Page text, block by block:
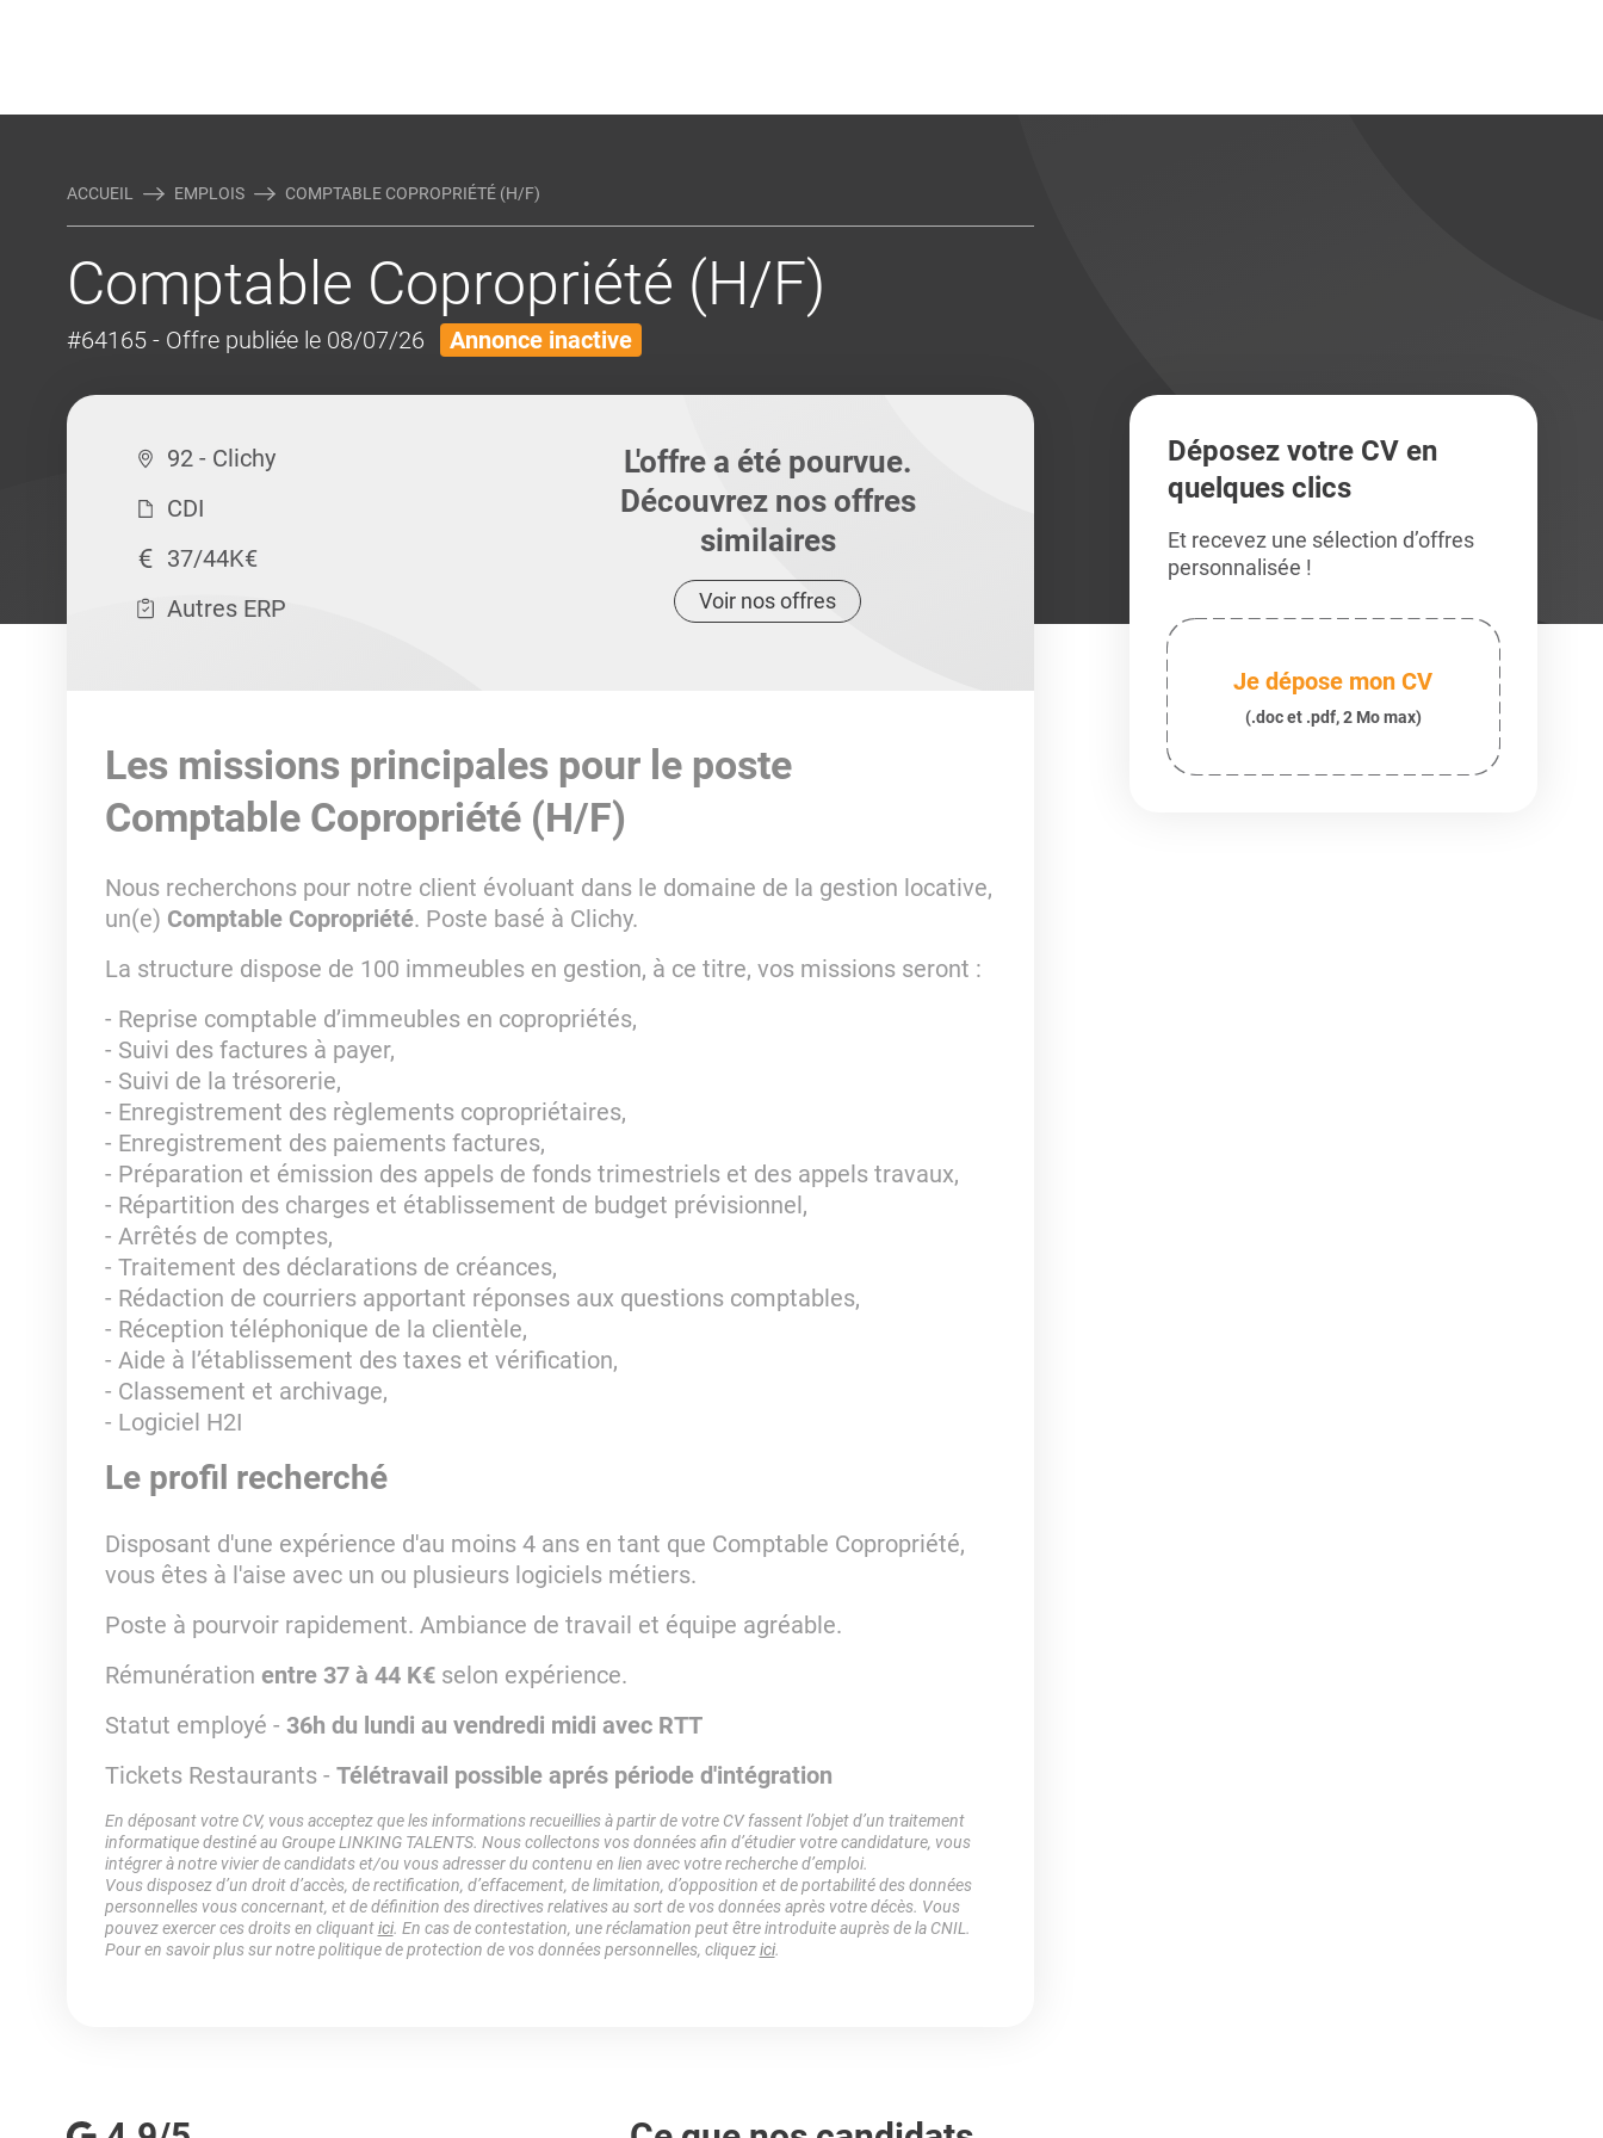
ACCUEIL EMPLOIS COMPTABLE COPROPRIÉTÉ (H/F)
Comptable Copropriété (H/F)
#64165 - Offre publiée le 08/07/26 Annonce inactive
92 - Clichy
CDI
37/44K€
Autres ERP
L'offre a été pourvue.
Découvrez nos offres
similaires
Voir nos offres
Les missions principales pour le poste
Comptable Copropriété (H/F)
Nous recherchons pour notre client évoluant dans le domaine de la gestion locative,
un(e) Comptable Copropriété. Poste basé à Clichy.
La structure dispose de 100 immeubles en gestion, à ce titre, vos missions seront :
- Reprise comptable d’immeubles en copropriétés,
- Suivi des factures à payer,
- Suivi de la trésorerie,
- Enregistrement des règlements copropriétaires,
- Enregistrement des paiements factures,
- Préparation et émission des appels de fonds trimestriels et des appels travaux,
- Répartition des charges et établissement de budget prévisionnel,
- Arrêtés de comptes,
- Traitement des déclarations de créances,
- Rédaction de courriers apportant réponses aux questions comptables,
- Réception téléphonique de la clientèle,
- Aide à l’établissement des taxes et vérification,
- Classement et archivage,
- Logiciel H2I
Le profil recherché
Disposant d'une expérience d'au moins 4 ans en tant que Comptable Copropriété,
vous êtes à l'aise avec un ou plusieurs logiciels métiers.
Poste à pourvoir rapidement. Ambiance de travail et équipe agréable.
Rémunération entre 37 à 44 K€ selon expérience.
Statut employé - 36h du lundi au vendredi midi avec RTT
Tickets Restaurants - Télétravail possible aprés période d'intégration
En déposant votre CV, vous acceptez que les informations recueillies à partir de votre CV fassent l’objet d’un traitement
informatique destiné au Groupe LINKING TALENTS. Nous collectons vos données afin d’étudier votre candidature, vous
intégrer à notre vivier de candidats et/ou vous adresser du contenu en lien avec votre recherche d’emploi.
Vous disposez d’un droit d’accès, de rectification, d’effacement, de limitation, d’opposition et de portabilité des données
personnelles vous concernant, et de définition des directives relatives au sort de vos données après votre décès. Vous
pouvez exercer ces droits en cliquantici. En cas de contestation, une réclamation peut être introduite auprès de la CNIL.
Pour en savoir plus sur notre politique de protection de vos données personnelles, cliquezici.
Déposez votre CV en
quelques clics
Et recevez une sélection d’offres
personnalisée !
Je dépose mon CV
(.doc et .pdf, 2 Mo max)